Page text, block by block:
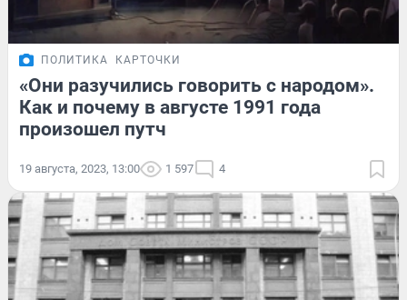
ПОЛИТИКА КАРТОЧКИ
«Они разучились говорить с народом».
Как и почему в августе 1991 года
произошел путч
19 августа, 2023, 13:00 1 597 4